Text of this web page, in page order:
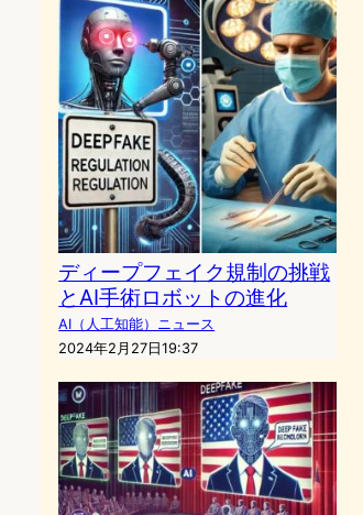
ディープフェイク規制の挑戦
とAI手術ロボットの進化
AI（人工知能）ニュース
2024年2月27日19:37